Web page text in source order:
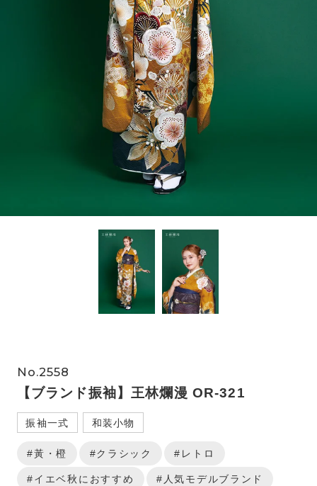
No.2558
【ブランド振袖】王林爛漫 OR-321
振袖一式 和装小物
#黃・橙 #クラシック #レトロ
#イエベ秋におすすめ #人気モデルブランド